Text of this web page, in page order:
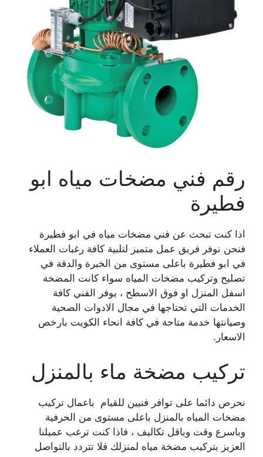
رقم فني مضخات مياه ابو
فطيرة
اذا كنت تبحث عن فني مضخات مياه في ابو فطيرة
فنحن نوفر فريق عمل متميز لتلبية كافة رغبات العملاء
في ابو فطيرة باعلى مستوى من الخبرة والدقة في
تصليح وتركيب مضخات المياه سواء كانت المضخة
اسفل المنزل او فوق الاسطح ، يوفر الفني كافة
الخدمات التي تحتاجها في مجال الادوات الصحية
وصيانتها خدمة متاحة في كافة انحاء الكويت بارخص
الاسعار.
تركيب مضخة ماء بالمنزل
نحرص دائما على توافر فنيين للقيام باعمال تركيب
مضخات المياه بالمنزل باعلى مستوى من الحرفية
وباسرع وقت وباقل تكاليف ، فاذا كنت ترغب عميلنا
العزيز بتركيب مضخة مياه لمنزلك فلا تتردد بالتواصل